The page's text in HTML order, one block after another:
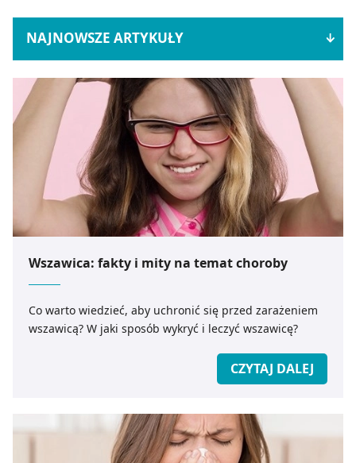
NAJNOWSZE ARTYKUŁY
Wszawica: fakty i mity na temat choroby
Co warto wiedzieć, aby uchronić się przed zarażeniem
wszawicą? W jaki sposób wykryć i leczyć wszawicę?
CZYTAJ DALEJ